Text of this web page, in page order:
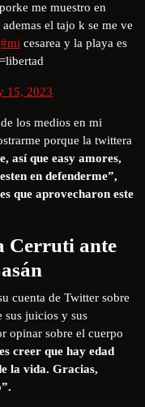
me muestro en
ademas el tajo k se me ve
#mi cesarea y la playa es
15, 2023
los medios en mi
porque la twittera
así que easy amores,
en defenderme”,
que aprovecharon este
Cerruti ante
cuenta de Twitter sobre
sus juicios y sus
opinar sobre el cuerpo
creer que hay edad
la vida. Gracias,